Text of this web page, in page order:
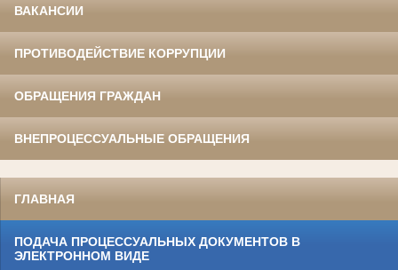
ВАКАНСИИ
ПРОТИВОДЕЙСТВИЕ КОРРУПЦИИ
ОБРАЩЕНИЯ ГРАЖДАН
ВНЕПРОЦЕССУАЛЬНЫЕ ОБРАЩЕНИЯ
ГЛАВНАЯ
ПОДАЧА ПРОЦЕССУАЛЬНЫХ ДОКУМЕНТОВ В
ЭЛЕКТРОННОМ ВИДЕ